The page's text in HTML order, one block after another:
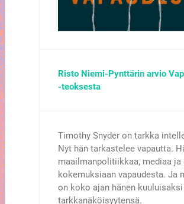
Risto Niemi-Pynttärin arvio
-teoksesta
Timothy Snyder on tarkka
Nyt hän tarkastelee vapautta.
maailmanpolitiikkaa, mediaa ja
kokemuksiaan vapaudesta. Ja
on koko ajan hänen
tarkkanäköisyytensä.